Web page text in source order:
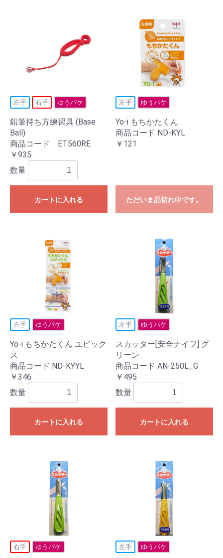
左手 右手 ゆうパケ
鉛筆持ち方練習具 (Base
Ball)
商品コード ET560RE
￥935
数量
カートに入れる
左手 ゆうパケ
Yo-i もちかたくん
商品コード ND-KYL
￥121
ただいま品切れ中です。
左手 ゆうパケ
Yo-i もちかたくん ユビック
ス
商品コード ND-KYYL
￥346
数量
カートに入れる
左手 ゆうパケ
スカッター[安全ナイフ] グ
リーン
商品コード AN-250L_G
￥495
数量
カートに入れる
右手 ゆうパケ 左手 ゆうパケ